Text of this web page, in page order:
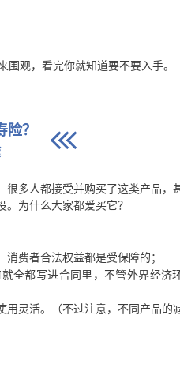
观，看完你就知道要不要入手。
？
很多人都接受并购买了这类产品，
为什么大家都爱买它？
费者合法权益都是受保障的；
全都写进合同里，不管外界经济
灵活。（不过注意，不同产品的